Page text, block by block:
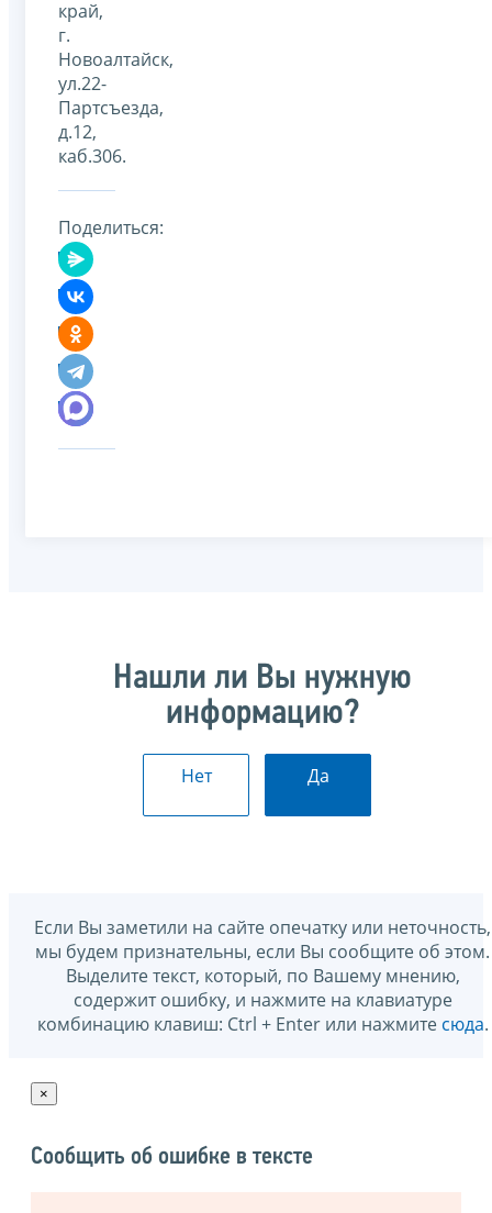
край,
г.
Новоалтайск,
ул.22-
Партсъезда,
д.12,
каб.306.
Поделиться:
Нашли ли Вы нужную
информацию?
Нет Да
Если Вы заметили на сайте опечатку или неточность,
мы будем признательны, если Вы сообщите об этом.
Выделите текст, который, по Вашему мнению,
содержит ошибку, и нажмите на клавиатуре
комбинацию клавиш: Ctrl + Enter или нажмите сюда.
×
Сообщить об ошибке в тексте